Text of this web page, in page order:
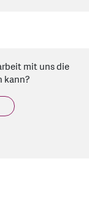
mit uns die
kann?